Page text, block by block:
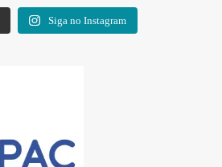
Siga no Instagram